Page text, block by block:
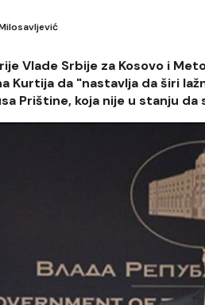
Vlade Srbije za Kosovo i
Kurtija da "nastavlja da širi
Prištine, koja nije u stanju